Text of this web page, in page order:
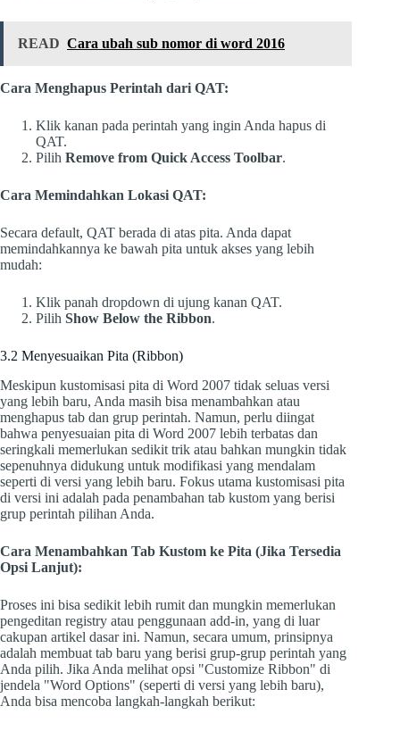
READ Cara ubah sub nomor di word 2016
Cara Menghapus Perintah dari QAT:
Klik kanan pada perintah yang ingin Anda hapus di
QAT.
Pilih Remove from Quick Access Toolbar.
Cara Memindahkan Lokasi QAT:
Secara default, QAT berada di atas pita. Anda dapat
memindahkannya ke bawah pita untuk akses yang lebih
mudah:
Klik panah dropdown di ujung kanan QAT.
Pilih Show Below the Ribbon.
3.2 Menyesuaikan Pita (Ribbon)
Meskipun kustomisasi pita di Word 2007 tidak seluas versi
yang lebih baru, Anda masih bisa menambahkan atau
menghapus tab dan grup perintah. Namun, perlu diingat
bahwa penyesuaian pita di Word 2007 lebih terbatas dan
seringkali memerlukan sedikit trik atau bahkan mungkin tidak
sepenuhnya didukung untuk modifikasi yang mendalam
seperti di versi yang lebih baru. Fokus utama kustomisasi pita
di versi ini adalah pada penambahan tab kustom yang berisi
grup perintah pilihan Anda.
Cara Menambahkan Tab Kustom ke Pita (Jika Tersedia
Opsi Lanjut):
Proses ini bisa sedikit lebih rumit dan mungkin memerlukan
pengeditan registry atau penggunaan add-in, yang di luar
cakupan artikel dasar ini. Namun, secara umum, prinsipnya
adalah membuat tab baru yang berisi grup-grup perintah yang
Anda pilih. Jika Anda melihat opsi "Customize Ribbon" di
jendela "Word Options" (seperti di versi yang lebih baru),
Anda bisa mencoba langkah-langkah berikut: